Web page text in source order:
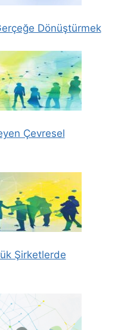
Dönüştürmek
Çevresel
Şirketlerde